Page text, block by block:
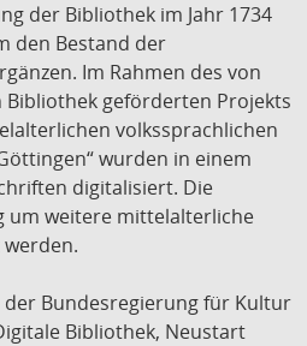
der Bibliothek im Jahr 1734
den Bestand der
Im Rahmen des von
geförderten Projekts
volkssprachlichen
wurden in einem
digitalisiert. Die
um weitere mittelalterliche
der Bundesregierung für Kultur
Bibliothek, Neustart